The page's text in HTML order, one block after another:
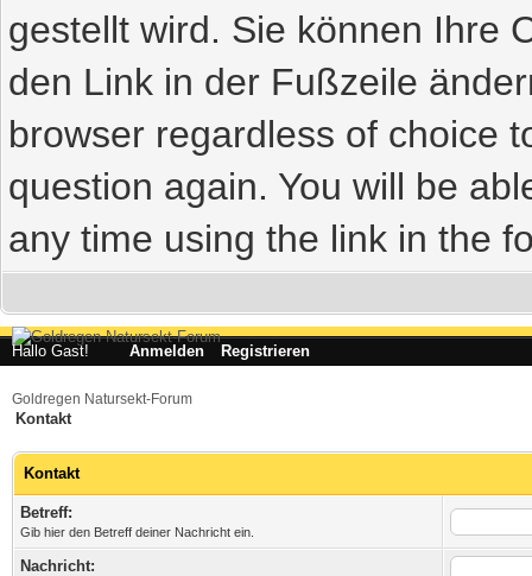
gestellt wird. Sie können Ihre
den Link in der Fußzeile
browser regardless of choice
question again. You will be
any time using the link in the
Hallo Gast! Anmelden Registrieren
Goldregen Natursekt-Forum
Kontakt
Kontakt
Betreff:
Gib hier den Betreff deiner Nachricht ein.
Nachricht: